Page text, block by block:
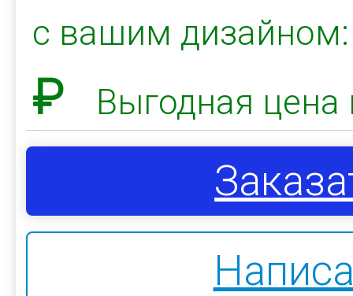
с вашим
₽ Выгодная